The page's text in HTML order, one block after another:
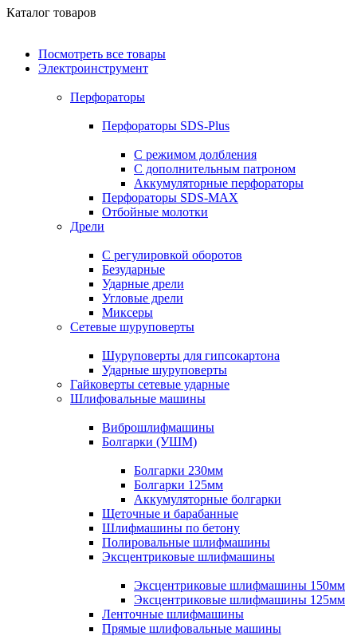
Каталог товаров
Посмотреть все товары
Электроинструмент
Перфораторы
Перфораторы SDS-Plus
С режимом долбления
С дополнительным патроном
Аккумуляторные перфораторы
Перфораторы SDS-MAX
Отбойные молотки
Дрели
С регулировкой оборотов
Безударные
Ударные дрели
Угловые дрели
Миксеры
Сетевые шуруповерты
Шуруповерты для гипсокартона
Ударные шуруповерты
Гайковерты сетевые ударные
Шлифовальные машины
Виброшлифмашины
Болгарки (УШМ)
Болгарки 230мм
Болгарки 125мм
Аккумуляторные болгарки
Щеточные и барабанные
Шлифмашины по бетону
Полировальные шлифмашины
Эксцентриковые шлифмашины
Эксцентриковые шлифмашины 150мм
Эксцентриковые шлифмашины 125мм
Ленточные шлифмашины
Прямые шлифовальные машины